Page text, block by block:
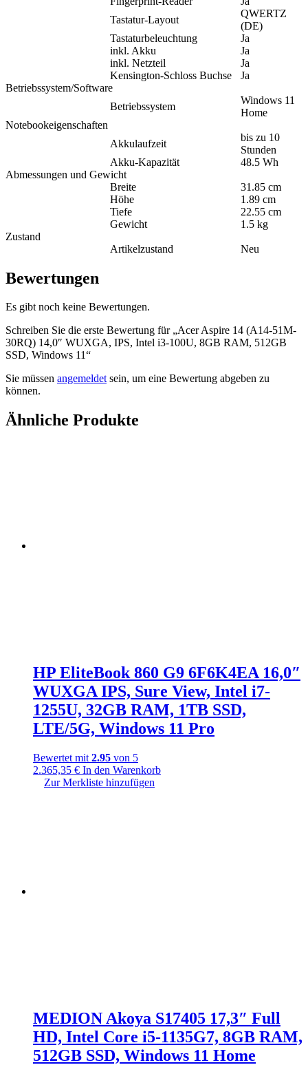
Tastatur-Layout
QWERTZ
(DE)
Tastaturbeleuchtung
Ja
inkl. Akku
Ja
inkl. Netzteil
Ja
Kensington-Schloss Buchse
Ja
Betriebssystem/Software
Betriebssystem
Windows 11
Home
Notebookeigenschaften
Akkulaufzeit
bis zu 10
Stunden
Akku-Kapazität
48.5 Wh
Abmessungen und Gewicht
Breite
31.85 cm
Höhe
1.89 cm
Tiefe
22.55 cm
Gewicht
1.5 kg
Zustand
Artikelzustand
Neu
Bewertungen
Es gibt noch keine Bewertungen.
Schreiben Sie die erste Bewertung für „Acer Aspire 14 (A14-51M-
30RQ) 14,0″ WUXGA, IPS, Intel i3-100U, 8GB RAM, 512GB
SSD, Windows 11“
Sie müssen angemeldetsein, um eine Bewertung abgeben zu
können.
Ähnliche Produkte
HP EliteBook 860 G9 6F6K4EA 16,0″
WUXGA IPS, Sure View, Intel i7-
1255U, 32GB RAM, 1TB SSD,
LTE/5G, Windows 11 Pro
Bewertet mit 2.95 von 5
2.365,35 € In den Warenkorb
Zur Merkliste hinzufügen
MEDION Akoya S17405 17,3″ Full
HD, Intel Core i5-1135G7, 8GB RAM,
512GB SSD, Windows 11 Home